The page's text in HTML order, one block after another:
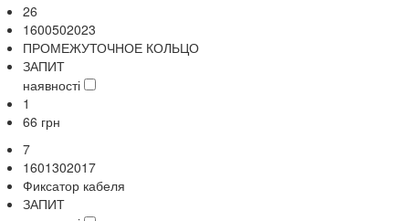
26
1600502023
ПРОМЕЖУТОЧНОЕ КОЛЬЦО
ЗАПИТ
наявності
1
66 грн
7
1601302017
Фиксатор кабеля
ЗАПИТ